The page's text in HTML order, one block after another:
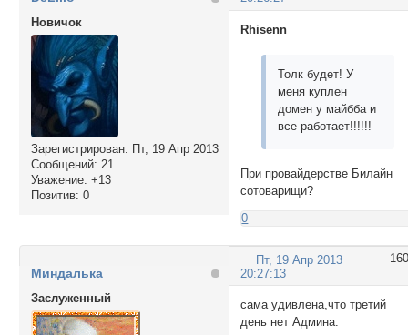
Новичок
Зарегистрирован: Пт, 19 Апр 2013
Сообщений: 21
Уважение: +13
Позитив: 0
Rhisenn
Толк будет! У
меня куплен
домен у майбба и
все работает!!!!!!
При провайдерстве Билайн
сотоварищи?
0
160
Пт, 19 Апр 2013
20:27:13
Миндалька
Заслуженный
сама удивлена,что третий
день нет Админа.